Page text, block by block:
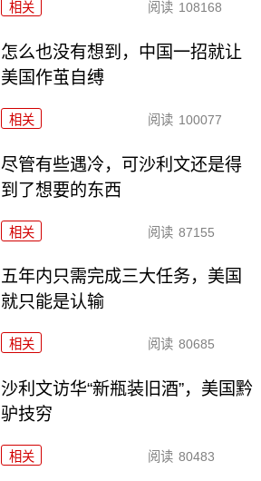
相关 阅读 108168
怎么也没有想到，中国一招就让
美国作茧自缚
相关 阅读 100077
尽管有些遇冷，可沙利文还是得
到了想要的东西
相关 阅读 87155
五年内只需完成三大任务，美国
就只能是认输
相关 阅读 80685
沙利文访华“新瓶装旧酒”，美国黔
驴技穷
相关 阅读 80483